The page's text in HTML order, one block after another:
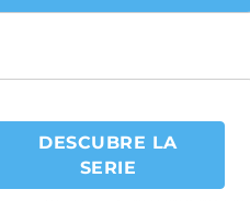
DESCUBRE LA
SERIE